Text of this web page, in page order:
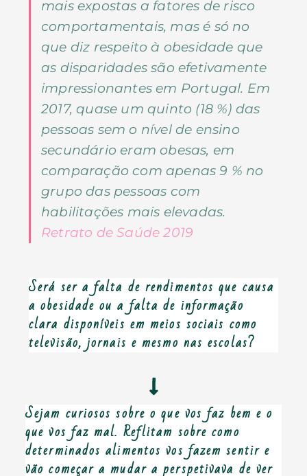
mais expostas a fatores de risco
comportamentais, mas é só no
que diz respeito à obesidade que
as disparidades são efetivamente
impressionantes em Portugal. Em
2017, quase um quinto (18 %) das
pessoas sem o nível de ensino
secundário eram obesas, em
comparação com apenas 9 % no
grupo das pessoas com
habilitações mais elevadas.
Retrato de Saúde 2019
Será ser a falta de rendimentos que causa
a obesidade ou a falta de informação
clara disponíveis em meios sociais como
televisão, jornais e mesmo nas escolas?
Sejam curiosos sobre o que vos faz bem e o
que vos faz mal. Reflitam sobre como
determinados alimentos vos fazem sentir e
vão começar a mudar a perspetivava de ver